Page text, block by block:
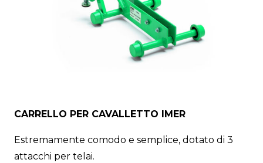
CARRELLO PER CAVALLETTO IMER
Estremamente comodo e semplice, dotato di 3
attacchi per telai.